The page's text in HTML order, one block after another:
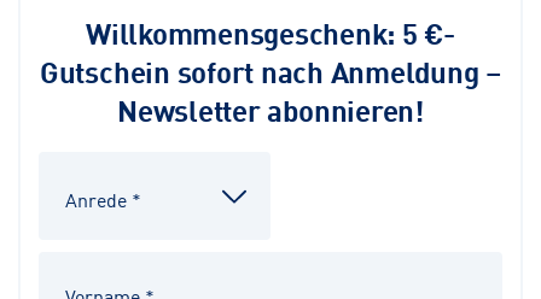
Willkommensgeschenk: 5 €-
Gutschein sofort nach Anmeldung –
Newsletter abonnieren!